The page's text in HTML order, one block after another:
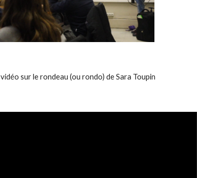
vidéo sur le rondeau (ou rondo) de Sara Toupin